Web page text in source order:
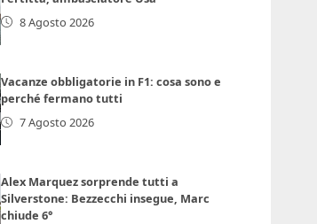
8 Agosto 2026
Vacanze obbligatorie in F1: cosa sono e
perché fermano tutti
7 Agosto 2026
Alex Marquez sorprende tutti a
Silverstone: Bezzecchi insegue, Marc
chiude 6°